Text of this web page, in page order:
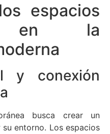
espacios
en la
y conexión
busca crear un
entorno. Los espacios